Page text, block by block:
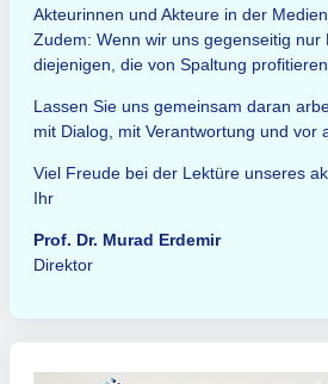
Akteurinnen und Akteure in der
Zudem: Wenn wir uns gegenseitig
diejenigen, die von Spaltung
Lassen Sie uns gemeinsam daran
mit Dialog, mit Verantwortung und
Viel Freude bei der Lektüre unseres
Ihr
Prof. Dr. Murad Erdemir
Direktor